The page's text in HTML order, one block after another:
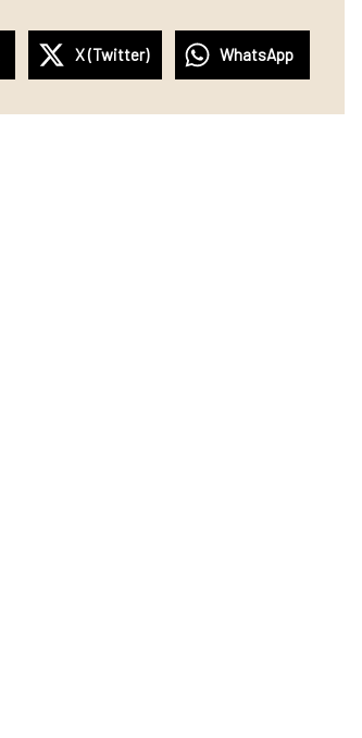
X (Twitter) WhatsApp